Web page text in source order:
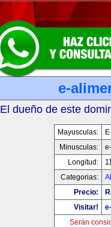
e-
El dueño de este
Mayusculas:
Minusculas:
Longitud:
Categorias:
Precio:
Visitar!
Serán